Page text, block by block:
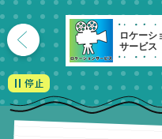
ロケーシ
サービス